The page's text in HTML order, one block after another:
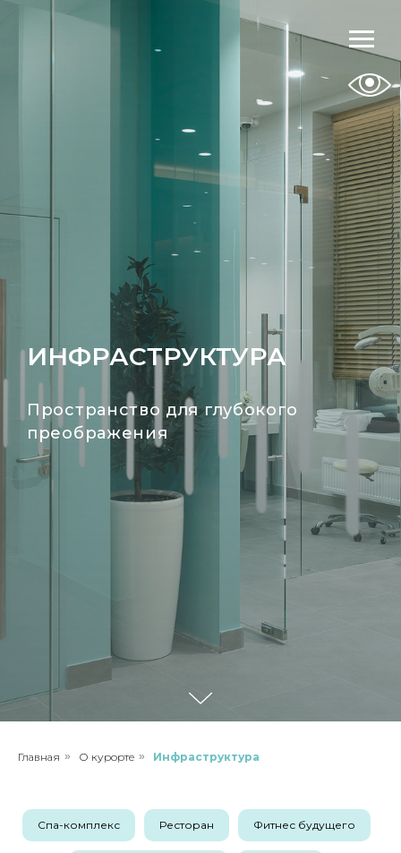
ИНФРАСТРУКТУРА
Пространство для глубокого
преображения
Главная » О курорте » Инфраструктура
Спа-комплекс Ресторан Фитнес будущего